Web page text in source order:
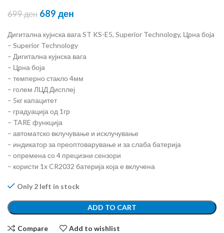
699ден 689 ден
Дигитална кујнска вага ST KS-E5, Superior Technology, Црна бoja
– Superior Technology
– Дигитална кујнска вага
– Црна боја
– темперно стакло 4мм
– голем ЛЦД Дисплеј
– 5кг капацитет
– градуација од 1гр
– TARE функција
– автоматско вклучување и исклучување
– индикатор за преоптоварување и за слаба батерија
– опремена со 4 прецизни сензори
– користи 1x CR2032 батерија која е вклучена
Only 2 left in stock
ADD TO CART
Compare Add to wishlist